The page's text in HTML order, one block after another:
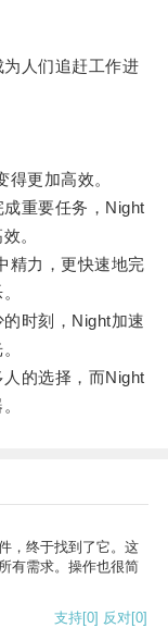
人们追赶工作进
更加高效。
重要任务，Night
。
力，更快速地完
时刻，Night加速
的选择，而Night
，终于找到了它。这
有需求。操作也很简
支持[0] 反对[0]